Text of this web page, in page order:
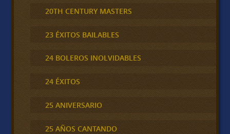
20TH CENTURY MASTERS
23 ÉXITOS BAILABLES
24 BOLEROS INOLVIDABLES
24 ÉXITOS
25 ANIVERSARIO
25 AÑOS CANTANDO